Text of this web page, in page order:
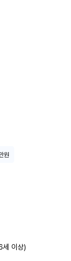
원
세 이상)